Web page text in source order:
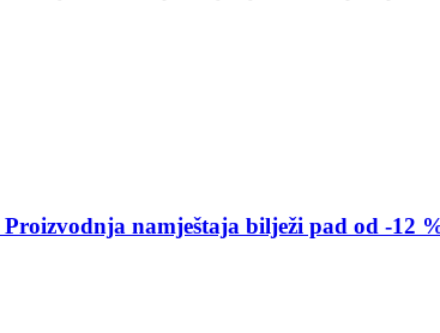
namještaja bilježi pad od -12